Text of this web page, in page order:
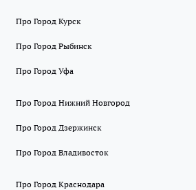
Про Город Курск
Про Город Рыбинск
Про Город Уфа
Про Город Нижний Новгород
Про Город Дзержинск
Про Город Владивосток
Про Город Краснодара